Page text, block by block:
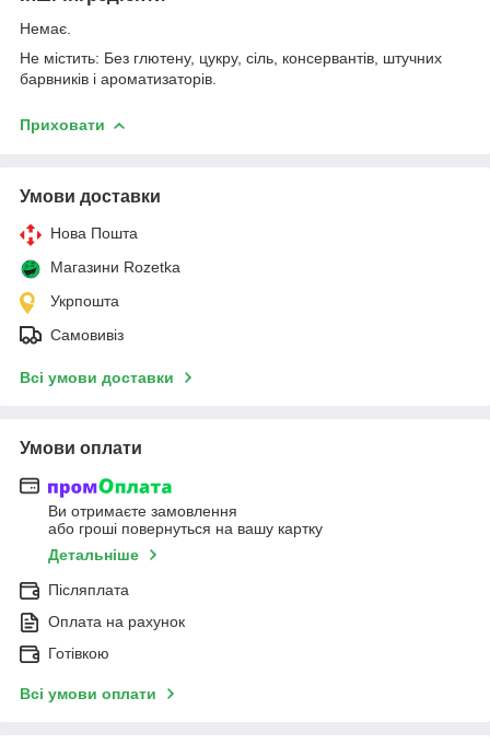
Немає.
Не містить: Без глютену, цукру, сіль, консервантів, штучних
барвників і ароматизаторів.
Приховати
Умови доставки
Нова Пошта
Магазини Rozetka
Укрпошта
Самовивіз
Всі умови доставки
Умови оплати
Ви отримаєте замовлення
або гроші повернуться на вашу картку
Детальніше
Післяплата
Оплата на рахунок
Готівкою
Всі умови оплати